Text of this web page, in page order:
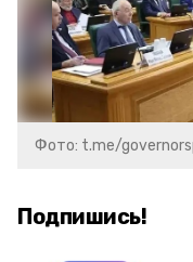
Фото: t.me/
Подпишись!